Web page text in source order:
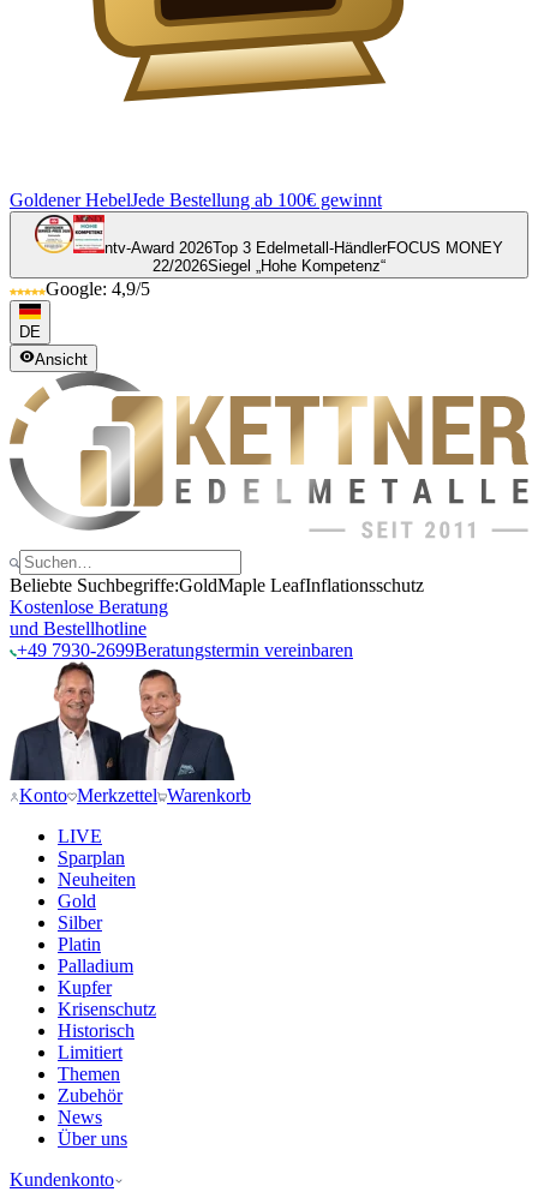
Goldener HebelJede Bestellung ab 100€ gewinnt
ntv-Award 2026Top 3 Edelmetall-HändlerFOCUS MONEY
22/2026Siegel „Hohe Kompetenz“
Google: 4,9/5
DE
Ansicht
Beliebte Suchbegriffe:GoldMaple LeafInflationsschutz
Kostenlose Beratung
und Bestellhotline
+49 7930-2699Beratungstermin vereinbaren
Konto Merkzettel Warenkorb
LIVE
Sparplan
Neuheiten
Gold
Silber
Platin
Palladium
Kupfer
Krisenschutz
Historisch
Limitiert
Themen
Zubehör
News
Über uns
Kundenkonto